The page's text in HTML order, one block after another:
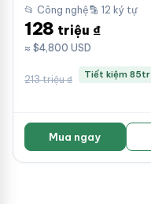
📂 Công nghệ🔡 12 ký tự
128 triệu ₫
≈ $4,800 USD
213 triệu ₫ Tiết kiệm 85tr
Mua ngay